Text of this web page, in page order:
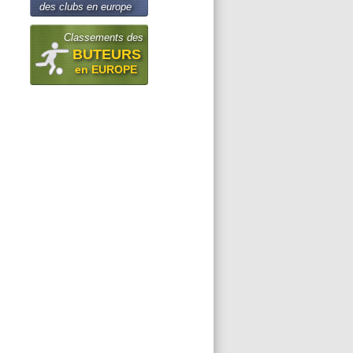
des clubs en europe
Classements des
BUTEURS
en EUROPE